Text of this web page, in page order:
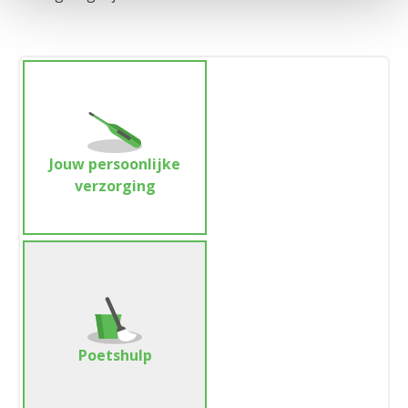
Jouw persoonlijke
verzorging
Poetshulp